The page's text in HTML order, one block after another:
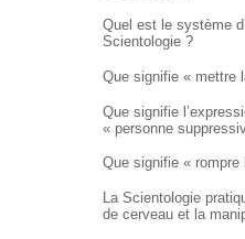
Quel est le système
Scientologie ?
Que signifie « mettre
Que signifie
« personne
Que signifie « rompre
La Scientologie
de cerveau et la